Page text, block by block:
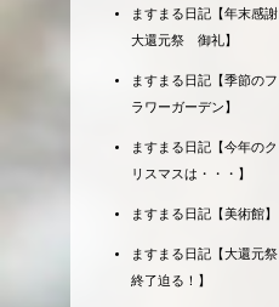
ますまる日記【年末感謝
大還元祭 御礼】
ますまる日記【季節のフ
ラワーガーデン】
ますまる日記【今年のク
リスマスは・・・】
ますまる日記【美術館】
ますまる日記【大還元祭
終了迫る！】